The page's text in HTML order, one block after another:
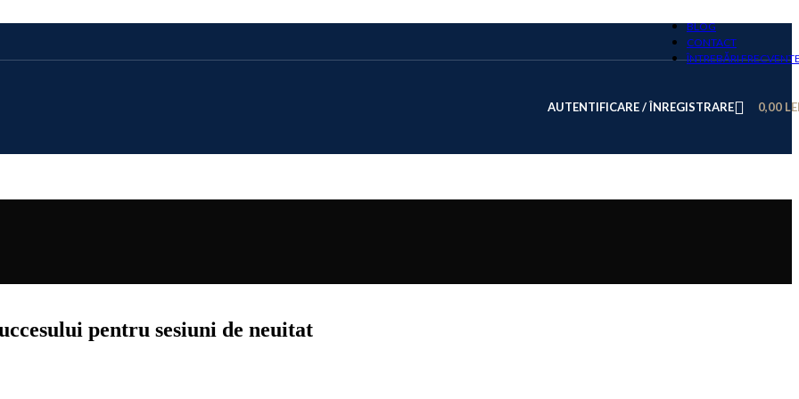
BLOG
CONTACT
ÎNTREBĂRI
AUTENTIFICARE / ÎNREGISTRARE 0,00
pentru sesiuni de neuitat